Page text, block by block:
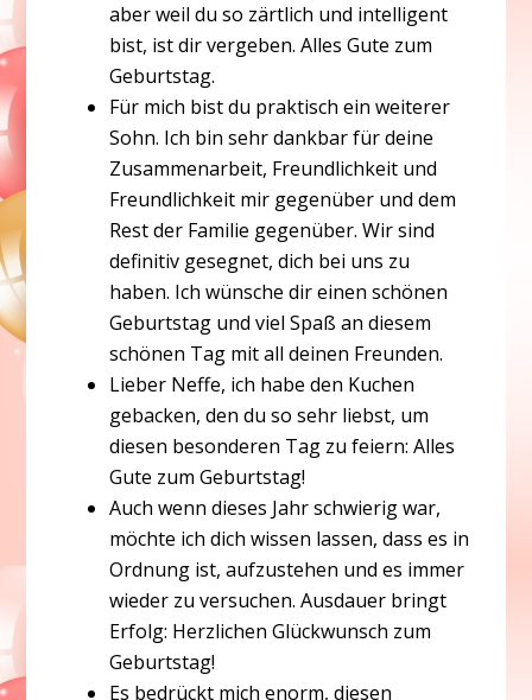
aber weil du so zärtlich und intelligent
bist, ist dir vergeben. Alles Gute zum
Geburtstag.
Für mich bist du praktisch ein weiterer
Sohn. Ich bin sehr dankbar für deine
Zusammenarbeit, Freundlichkeit und
Freundlichkeit mir gegenüber und dem
Rest der Familie gegenüber. Wir sind
definitiv gesegnet, dich bei uns zu
haben. Ich wünsche dir einen schönen
Geburtstag und viel Spaß an diesem
schönen Tag mit all deinen Freunden.
Lieber Neffe, ich habe den Kuchen
gebacken, den du so sehr liebst, um
diesen besonderen Tag zu feiern: Alles
Gute zum Geburtstag!
Auch wenn dieses Jahr schwierig war,
möchte ich dich wissen lassen, dass es in
Ordnung ist, aufzustehen und es immer
wieder zu versuchen. Ausdauer bringt
Erfolg: Herzlichen Glückwunsch zum
Geburtstag!
Es bedrückt mich enorm, diesen